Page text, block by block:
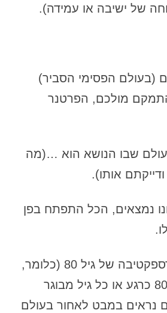
של ישיבה או עמידה).
הפסימי הסביר)
מולכם, הפרטנר
שבו הנושא הוא …(מה
אותו).
נמצאים, הכל התפתח בפן
ספר/י לי מתוך פרספקטיבה של גיל 80 (כלומר,
כאילו שאתם בני 80 כרגע או כל גיל מבוגר
נראים במבט לאחור בעולם